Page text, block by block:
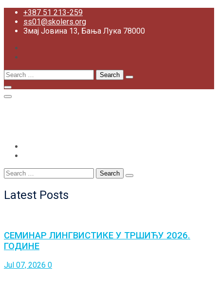
Skip
content
+387 51 213-259
ss01@skolers.org
Змај Јовина 13, Бања Лука 78000
Search
for:
Search
for:
Latest Posts
СЕМИНАР ЛИНГВИСТИКЕ У ТРШИЋУ 2026.
ГОДИНЕ
Jul 07, 2026 0